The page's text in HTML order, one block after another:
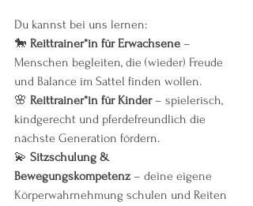
Du kannst bei uns lernen:
🐎 Reittrainer*in für Erwachsene –
Menschen begleiten, die (wieder) Freude
und Balance im Sattel finden wollen.
🌸 Reittrainer*in für Kinder – spielerisch,
kindgerecht und pferdefreundlich die
nächste Generation fördern.
💫 Sitzschulung &
Bewegungskompetenz – deine eigene
Körperwahrnehmung schulen und Reiten